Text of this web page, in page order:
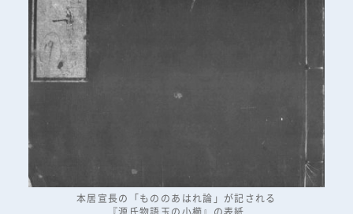
本居宣長の「もののあはれ論」が記される